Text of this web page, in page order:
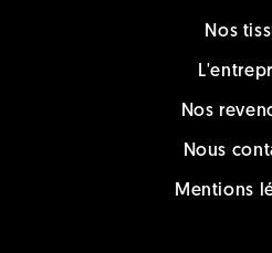
Nos
Nos
Nous
Mentions